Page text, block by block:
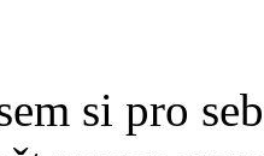
si pro